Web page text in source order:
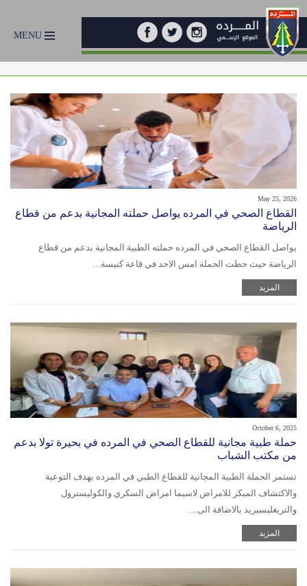
MENU
May 25, 2026
القطاع الصحي في المرده يواصل حملته المجانية بدعم من قطاع
الرياضة
يواصل القطاع الصحي في المرده حملته الطبية المجانية بدعم من قطاع
الرياضة حيث حطت الحملة امس الاحد في قاعة كنيسة…
المزيد
October 6, 2025
حملة طبية مجانية للقطاع الصحي في المرده في بحيرة تولا بدعم
من مكتب الشباب
تستمر الحملة الطبية المجانية للقطاع الطبي في المرده بهدف التوعية
والاكتشاف المبكر للامراض لاسيما امراض السكري والكوليسترول
والتريغليسيريد بالاضافة الى…
المزيد